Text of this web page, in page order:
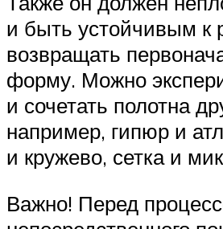
и быть устойчивым к
возвращать
форму. Можно
и сочетать полотна
например, гипюр и
и кружево, сетка и
Важно! Перед